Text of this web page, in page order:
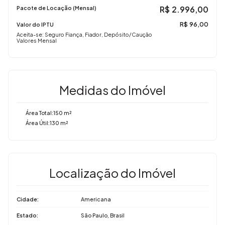
Imovibe Imóveis
A imobiliária que causa magia em VOCÊ!
Valores Mensal
Aceita-se: Seguro Fiança, Fiador, Depósito/Caução
Valor do IPTU R$ 96,00
R$ 2.996,00
Pacote de Locação (Mensal)
Medidas do Imóvel
Área Total:150 m²
Área Útil:130 m²
Localização do Imóvel
Cidade: Americana
Estado: São Paulo, Brasil